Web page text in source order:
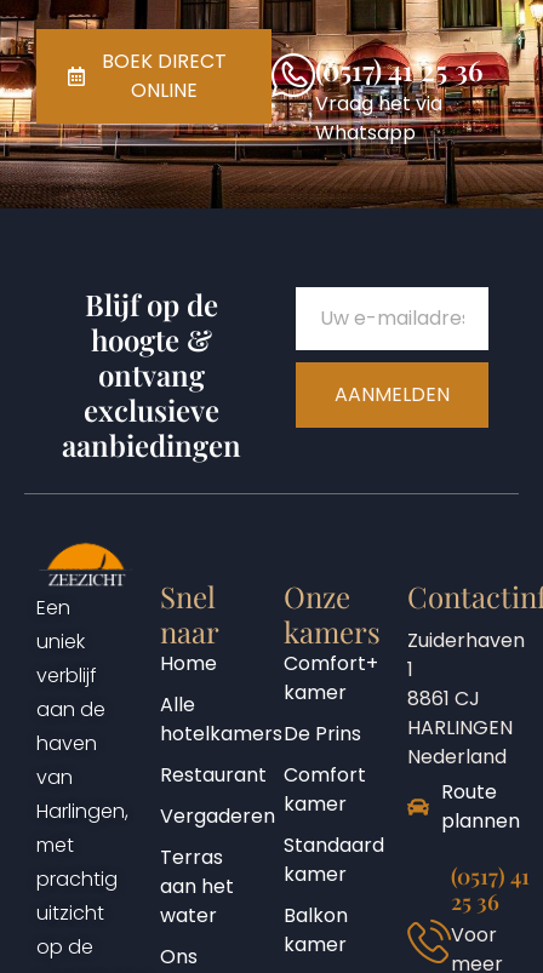
BOEK DIRECT
ONLINE
(0517) 41 25 36
Vraag het via
Whatsapp
Blijf op de
hoogte &
ontvang
exclusieve
aanbiedingen
AANMELDEN
Een
uniek
verblijf
aan de
haven
van
Harlingen,
met
prachtig
uitzicht
op de
Snel
naar
Home
Alle
hotelkamers
Restaurant
Vergaderen
Terras
aan het
water
Ons
Onze
kamers
Comfort+
kamer
De Prins
Comfort
kamer
Standaard
kamer
Balkon
kamer
Zuiderhaven
1
8861 CJ
HARLINGEN
Nederland
Route
plannen
(0517) 41
25 36
Voor
meer